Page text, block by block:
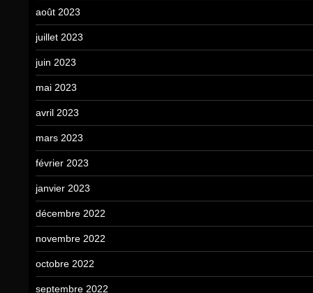
août 2023
juillet 2023
juin 2023
mai 2023
avril 2023
mars 2023
février 2023
janvier 2023
décembre 2022
novembre 2022
octobre 2022
septembre 2022